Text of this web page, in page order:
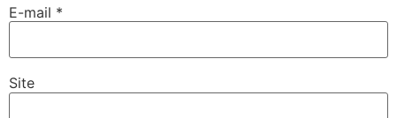
E-mail *
Site